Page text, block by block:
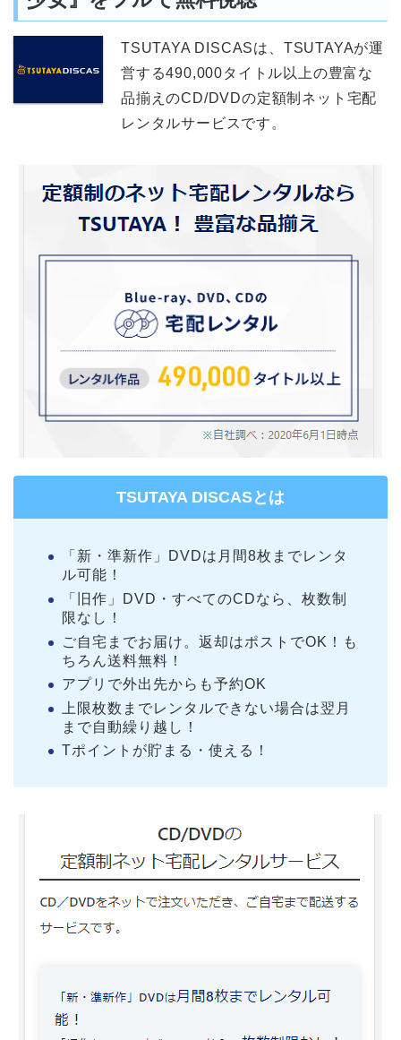
TSUTAYA DISCASは、TSUTAYAが運
営する490,000タイトル以上の豊富な
品揃えのCD/DVDの定額制ネット宅配
レンタルサービスです。
TSUTAYA DISCASとは
「新・準新作」DVDは月間8枚までレンタ
ル可能！
「旧作」DVD・すべてのCDなら、枚数制
限なし！
ご自宅までお届け。返却はポストでOK！も
ちろん送料無料！
アプリで外出先からも予約OK
上限枚数までレンタルできない場合は翌月
まで自動繰り越し！
Tポイントが貯まる・使える！